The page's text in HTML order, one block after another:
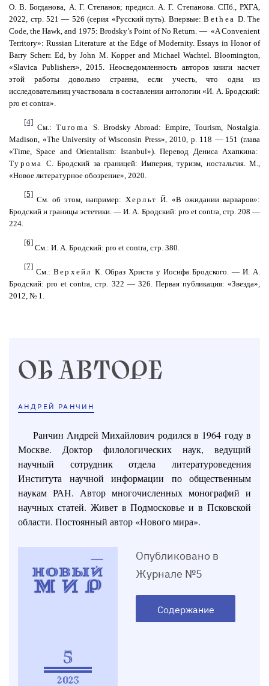
О. В. Богданова, А. Г. Степанов; предисл. А. Г. Степанова. СПб.,РХГА,
2022, стр. 521 — 526 (серия «Русский путь). Впервые:Bethea D. The
Code, the Hawk, and 1975: Brodsky’s Point of No Return. — «A Convenient
Territory»: Russian Literature at the Edge of Modernity. Essays in Honor of
BarryScherr. Ed, by John M. Kopperand Michael Wachtel.Bloomington,
«Slavica Publishers», 2015. Неосведомленность авторов книги насчет
этой работы довольно странна, если учесть, что одна из
исследовательниц участвовала в составлении антологии «И. А. Бродский:
pro et contra».
[4]
См.: Turoma S. Brodsky Abroad: Empire, Tourism, Nostalgia.
Madison, «The University of Wisconsin Press», 2010, р. 118 — 151 (глава
«Time, Space and Orientalism: Istanbul»).Перевод Дениса Ахапкина:
Турома С. Бродский за границей: Империя, туризм, ностальгия. М.,
«Новое литературное обозрение», 2020.
[5]
См. об этом,например: Херльт Й. «В ожидании варваров»:
Бродский и границы эстетики. — И. А. Бродский: pro et contra, стр. 208 —
224.
[6]
См.: И. А. Бродский: pro et contra, стр. 380.
[7]
См.: Верхейл К. Образ Христа у Иосифа Бродского. — И. А.
Бродский:pro et contra, стр. 322 — 326. Первая публикация: «Звезда»,
2012, № 1.
ОБ АВТОРЕ
АНДРЕЙ РАНЧИН
Ранчин Андрей Михайлович родился в 1964 году в
Москве. Доктор филологических наук, ведущий
научный сотрудник отдела литературоведения
Института научной информации по общественным
наукам РАН. Автор многочисленных монографий и
научных статей. Живет в Подмосковье и в Псковской
области. Постоянный автор «Нового мира».
5
2023
Опубликовано в
Журнале №5
Содержание